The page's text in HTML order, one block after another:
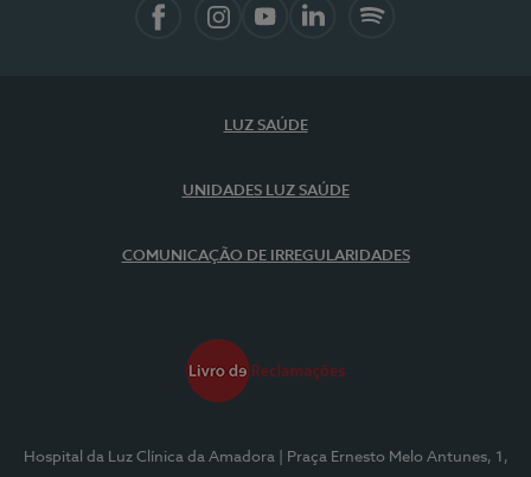
LUZ SAÚDE
UNIDADES LUZ SAÚDE
COMUNICAÇÃO DE IRREGULARIDADES
Hospital da Luz Clínica da Amadora
| Praça Ernesto Melo Antunes, 1,